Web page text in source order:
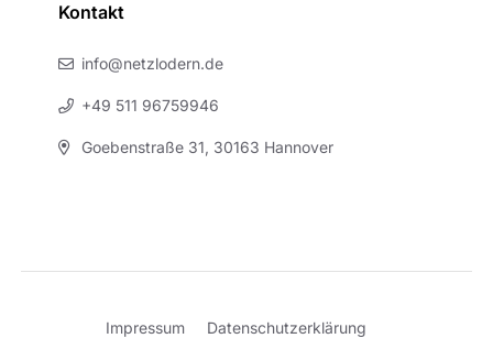
Kontakt
info@netzlodern.de
+49 511 96759946
Goebenstraße 31, 30163 Hannover
Impressum Datenschutzerklärung